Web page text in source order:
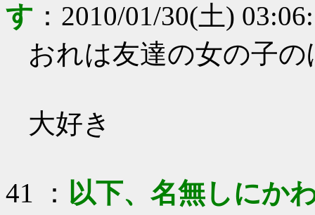
す ： 2010/01/30(土)
おれは友達の女の子
大好き
41 ： 以下、名無しにか